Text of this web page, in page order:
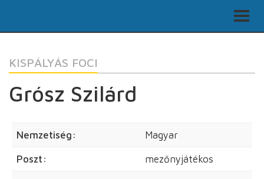
KISPÁLYÁS FOCI
Grósz Szilárd
Nemzetiség: Magyar
Poszt: mezőnyjátékos